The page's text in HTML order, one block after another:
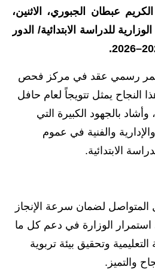
المرحلة المتوسطة
اسئلة وزارية
المرحلة الابتدائية
المرحلة المتوسطة
المرحلة الابتدائية
المرحلة المتوسطة
عبطان الجبوري، الاثنين،
للدراسة الابتدائية/ الدور
رسمي عقد في مركز فحص
النجاح يمثل تتويجاً لعام حافل
بالجهود الكبيرة التي
والإدارية والفنية في عموم
الابتدائية.
المتواصل لضمان سرعة الإنجاز
استمرار الوزارة في دعم كل ما
وتحقيق بيئة تربوية
والتميز.